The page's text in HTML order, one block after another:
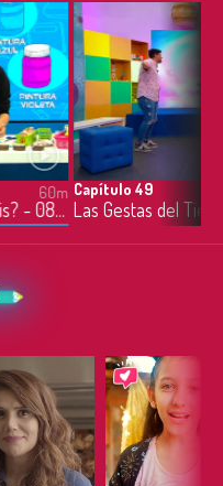
¿Cuáles son los colores del arcoíris? - 08/06/2021
60m Capítulo 49
Las Gestas del